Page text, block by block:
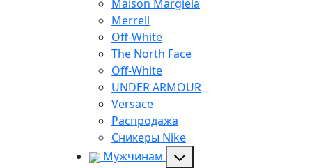
Maison Margiela
Merrell
Off-White
The North Face
Off-White
UNDER ARMOUR
Versace
Распродажа
Сникеры Nike
Мужчинам